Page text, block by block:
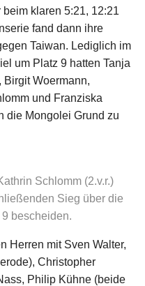
klaren 5:21, 12:21
fand dann ihre
Taiwan. Lediglich im
um Platz 9 hatten Tanja
Birgit Woermann,
und Franziska
die Mongolei Grund zu
Schlomm (2.v.r.)
Sieg über die
bescheiden.
Herren mit Sven Walter,
Christopher
Philip Kühne (beide